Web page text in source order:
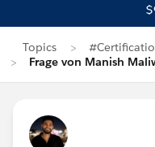
Topics
Frage von Manish